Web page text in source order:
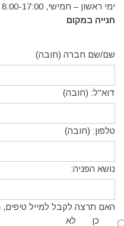
ימי ראשון – חמישי, 8:00-17:00
חנייה במקום
שם/שם חברה (חובה)
דוא"ל: (חובה)
טלפון: (חובה)
נושא הפניה:
האם תרצה לקבל למייל
כן
לא